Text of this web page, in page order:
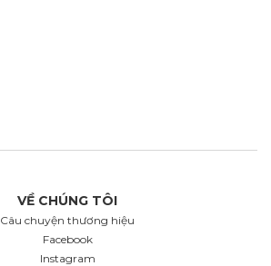
VỀ CHÚNG TÔI
Câu chuyện thương hiệu
Facebook
Instagram